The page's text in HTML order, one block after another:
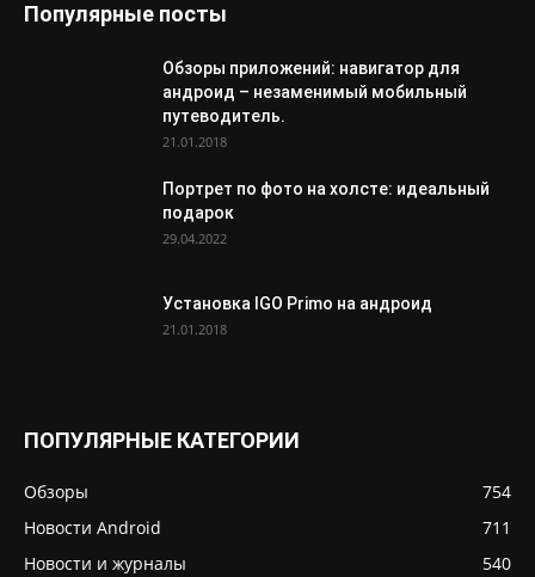
Популярные посты
Обзоры приложений: навигатор для
андроид – незаменимый мобильный
путеводитель.
21.01.2018
Портрет по фото на холсте: идеальный
подарок
29.04.2022
Установка IGO Primo на андроид
21.01.2018
ПОПУЛЯРНЫЕ КАТЕГОРИИ
Обзоры
754
Новости Android
711
Новости и журналы
540